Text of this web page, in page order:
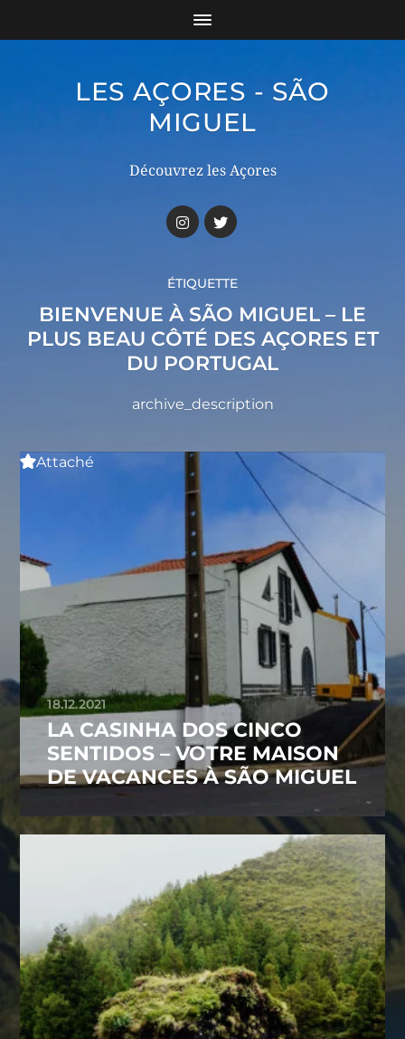
LES AÇORES - SÃO
MIGUEL
Découvrez les Açores
ÉTIQUETTE
BIENVENUE À SÃO MIGUEL – LE
PLUS BEAU CÔTÉ DES AÇORES ET
DU PORTUGAL
archive_description
Attaché
18.12.2021
LA CASINHA DOS CINCO
SENTIDOS – VOTRE MAISON
DE VACANCES À SÃO MIGUEL